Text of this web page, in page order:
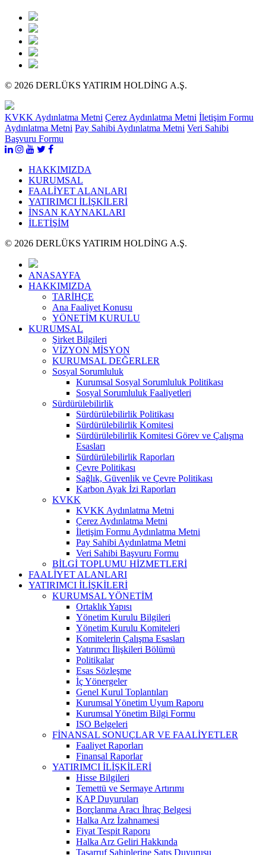
© 2026 DERLÜKS YATIRIM HOLDİNG A.Ş.
KVKK Aydınlatma Metni Çerez Aydınlatma Metni İletişim Formu
Aydınlatma Metni Pay Sahibi Aydınlatma Metni Veri Sahibi
Başvuru Formu
HAKKIMIZDA
KURUMSAL
FAALİYET ALANLARI
YATIRIMCI İLİŞKİLERİ
İNSAN KAYNAKLARI
İLETİŞİM
© 2026 DERLÜKS YATIRIM HOLDİNG A.Ş.
ANASAYFA
HAKKIMIZDA
TARİHÇE
Ana Faaliyet Konusu
YÖNETİM KURULU
KURUMSAL
Şirket Bilgileri
VİZYON MİSYON
KURUMSAL DEĞERLER
Sosyal Sorumluluk
Kurumsal Sosyal Sorumluluk Politikası
Sosyal Sorumluluk Faaliyetleri
Sürdürülebilirlik
Sürdürülebilirlik Politikası
Sürdürülebilirlik Komitesi
Sürdürülebilirlik Komitesi Görev ve Çalışma
Esasları
Sürdürülebilirlik Raporları
Çevre Politikası
Sağlık, Güvenlik ve Çevre Politikası
Karbon Ayak İzi Raporları
KVKK
KVKK Aydınlatma Metni
Çerez Aydınlatma Metni
İletişim Formu Aydınlatma Metni
Pay Sahibi Aydınlatma Metni
Veri Sahibi Başvuru Formu
BİLGİ TOPLUMU HİZMETLERİ
FAALİYET ALANLARI
YATIRIMCI İLİŞKİLERİ
KURUMSAL YÖNETİM
Ortaklık Yapısı
Yönetim Kurulu Bilgileri
Yönetim Kurulu Komiteleri
Komitelerin Çalışma Esasları
Yatırımcı İlişkileri Bölümü
Politikalar
Esas Sözleşme
İç Yönergeler
Genel Kurul Toplantıları
Kurumsal Yönetim Uyum Raporu
Kurumsal Yönetim Bilgi Formu
ISO Belgeleri
FİNANSAL SONUÇLAR VE FAALİYETLER
Faaliyet Raporları
Finansal Raporlar
YATIRIMCI İLİŞKİLERİ
Hisse Bilgileri
Temettü ve Sermaye Artırımı
KAP Duyuruları
Borçlanma Aracı İhraç Belgesi
Halka Arz İzahnamesi
Fiyat Tespit Raporu
Halka Arz Geliri Hakkında
Tasarruf Sahiplerine Satış Duyurusu